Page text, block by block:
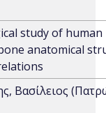
study of human
anatomical
Βασίλειος